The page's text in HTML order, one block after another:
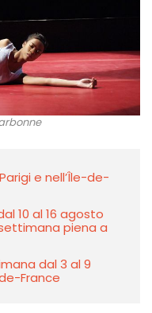
e nell’Île-de-
10 al 16 agosto
piena a
dal 3 al 9
France